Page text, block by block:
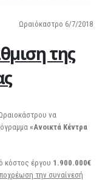
Ωραιόκαστρο 6/7/2018
της
να
«Ανοικτά Κέντρα
κόστος έργου 1.900.000€
την συναίνεσή